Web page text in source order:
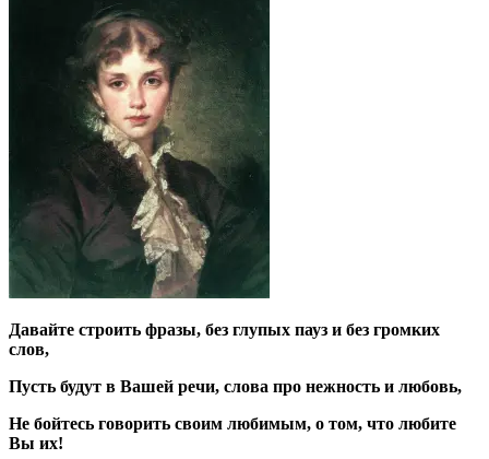
Давайте строить фразы, без глупых пауз и без громких
слов,
Пусть будут в Вашей речи, слова про нежность и любовь,
Не бойтесь говорить своим любимым, о том, что любите
Вы их!